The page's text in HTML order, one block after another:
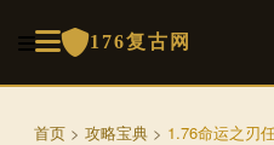
176复古网
首页 > 攻略宝典 > 1.76命运之刃